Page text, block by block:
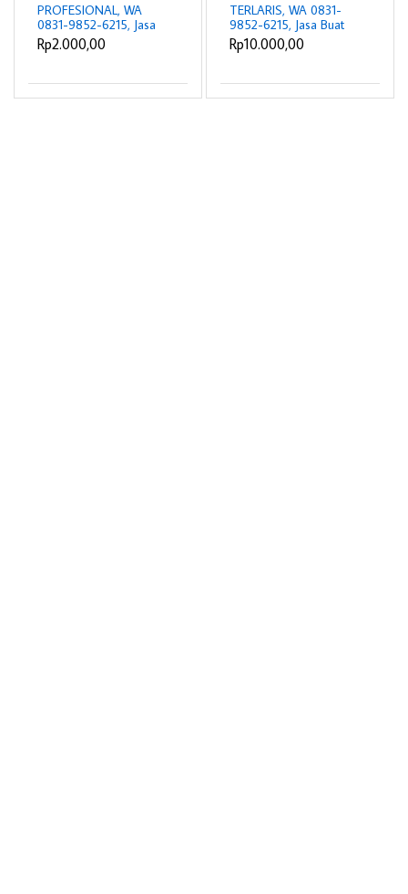
PROFESIONAL, WA
0831-9852-6215, Jasa
Buka Jurnal Jakarta
Pusat, Jasa Review Jurnal
Purwakarta, Joki Tesis S2
Berapa Bogor
Rp2.000,00
TERLARIS, WA 0831-
9852-6215, Jasa Buat
Jurnal Internasional
Jakarta Barat, Jasa
Nasional Bogor, Jasa
Karya Ilmiah
Rp10.000,00